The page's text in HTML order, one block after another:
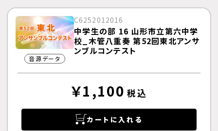
音源データ
C6252012016
中学生の部 16 山形市立第六中学
校_木管八重奏 第52回東北アンサ
ンブルコンテスト
￥1,100 税込
カートに入れる